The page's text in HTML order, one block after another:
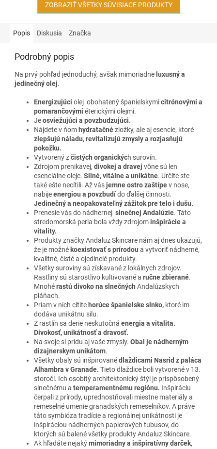
ZOBRAZIŤ VŠETKY SÚVISIACE PRODUKTY
Popis Diskusia Značka
Podrobný popis
Na prvý pohľad jednoduchý, avšak mimoriadne luxusný a
jedinečný olej.
Energizujúci olej obohatený španielskymicitrónovými a
pomarančovými éterickými olejmi.
Jeosviežujúci a povzbudzujúci.
Nájdete v ňom hydratačnézložky, ale aj esencie, ktoré
zlepšujú náladu, revitalizujú zmysly a rozjasňujú
pokožku.
Vytvorený zčistých organických surovín.
Zdrojom prenikavej, divokej a dravej vône sú len
esenciálne oleje. Silné, vitálne a unikátne. Určite ste
také ešte necítili. Až vásjemne ostro zaštípev nose,
nabijeenergiou a povzbudído ďalšej činnosti.
Jedinečný a neopakovateľný zážitok pre telo i dušu.
Prenesie vás do nádhernej slnečnej Andalúzie. Táto
stredomorská perla bola vždy zdrojominšpirácie a
vitality.
Produkty značky Andaluz Skincare nám aj dnes ukazujú,
že je možné koexistovať s prírodou a vytvoriť nádherné,
kvalitné, čisté a ojedinelé produkty.
Všetky suroviny sú získavané z lokálnych zdrojov.
Rastliny sú starostlivo kultivované a ručne zbierané.
Mnohérastú divoko na slnečných Andalúzskych
pláňach.
Priam v nich cítite horúce španielske slnko, ktoré im
dodáva unikátnu silu.
Z rastlín sa derie neskutočná energia a vitalita.
Divokosť, unikátnosť a dravosť.
Na svoje si prídu aj vaše zmysly. Obal je nádherným
dizajnerskym unikátom.
Všetky obaly sú inšpirovanédlaždicami Nasrid z paláca
Alhambra v Granade. Tieto dlaždice boli vytvorené v 13.
storočí. Ich osobitý architektonický štýl je prispôsobený
slnečnému a temperamentnému regiónu. Inšpiráciu
čerpali z prírody, uprednostňovali miestne materiály a
remeselné umenie granadských remeselníkov. A práve
táto symbióza tradície a regionálnej unikátnosti je
inšpiráciou nádherných papierových tubusov, do
ktorých sú balené všetky produkty Andaluz Skincare.
Ak hľadáte nejakýmimoriadny a inšpiratívny darček,